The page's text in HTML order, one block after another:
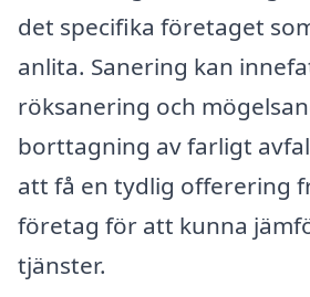
det specifika företaget
anlita. Sanering kan
röksanering och
borttagning av farligt
att få en tydlig offerering
företag för att kunna
tjänster.